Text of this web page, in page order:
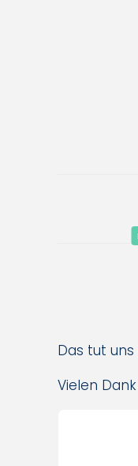
Das tut uns
Vielen